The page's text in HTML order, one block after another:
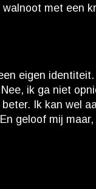
met een
eigen
ik ga niet
Ik kan wel
geloof mij